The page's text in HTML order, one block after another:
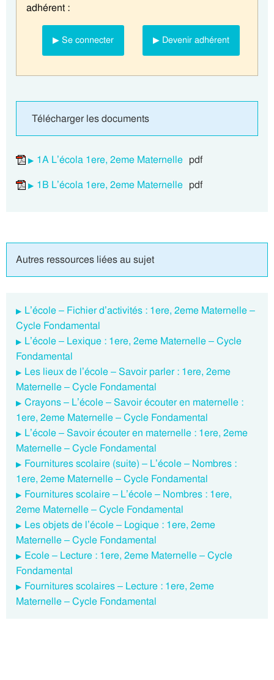
adhérent :
▶ Se connecter ▶ Devenir adhérent
Télécharger les documents
1A L’écola 1ere, 2eme Maternelle pdf
1B L’écola 1ere, 2eme Maternelle pdf
Autres ressources liées au sujet
L’école – Fichier d’activités : 1ere, 2eme Maternelle –
Cycle Fondamental
L’école – Lexique : 1ere, 2eme Maternelle – Cycle
Fondamental
Les lieux de l’école – Savoir parler : 1ere, 2eme
Maternelle – Cycle Fondamental
Crayons – L’école – Savoir écouter en maternelle :
1ere, 2eme Maternelle – Cycle Fondamental
L’école – Savoir écouter en maternelle : 1ere, 2eme
Maternelle – Cycle Fondamental
Fournitures scolaire (suite) – L’école – Nombres :
1ere, 2eme Maternelle – Cycle Fondamental
Fournitures scolaire – L’école – Nombres : 1ere,
2eme Maternelle – Cycle Fondamental
Les objets de l’école – Logique : 1ere, 2eme
Maternelle – Cycle Fondamental
Ecole – Lecture : 1ere, 2eme Maternelle – Cycle
Fondamental
Fournitures scolaires – Lecture : 1ere, 2eme
Maternelle – Cycle Fondamental